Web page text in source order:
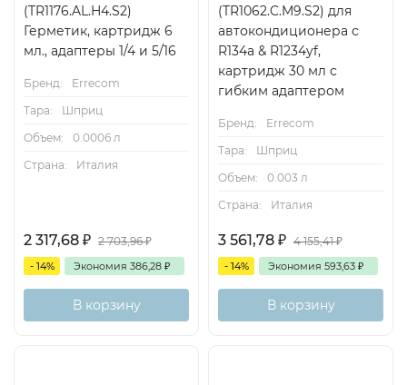
(TR1176.AL.H4.S2)
Герметик, картридж 6
мл., адаптеры 1/4 и 5/16
Бренд:
Errecom
Тара:
Шприц
Объем:
0.0006 л
Страна:
Италия
2 317,68 ₽ 2 703,96₽
- 14% Экономия 386,28 ₽
В корзину
(TR1062.C.M9.S2) для
автокондиционера с
R134a & R1234yf,
картридж 30 мл с
гибким адаптером
Бренд:
Errecom
Тара:
Шприц
Объем:
0.003 л
Страна:
Италия
3 561,78 ₽ 4 155,41₽
- 14% Экономия 593,63 ₽
В корзину